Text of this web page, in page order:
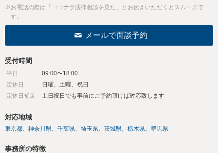
※お電話の際は「ココナラ法律相談を見た」とお伝えいただくとスムーズで
す。
メールで面談予約
受付時間
平日
09:00〜18:00
定休日
日曜、土曜、祝日
定休日補足
土日祝日でも事前にご予約頂けば対応致します
対応地域
東京都 神奈川県 千葉県 埼玉県 茨城県 栃木県 群馬県
事務所の特徴